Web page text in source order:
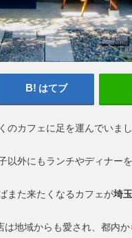
はてブ
カフェに足を運んでいまし
外にもランチやディナー
また来たくなるカフェが埼玉
地域からも愛され、都内か